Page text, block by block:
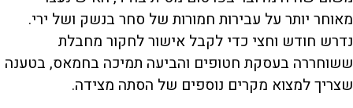
מאוחר יותר על עבירות חמורות של סחר בנשק ושל ירי.
נדרש חודש וחצי כדי לקבל אישור לחקור מחבלת
ששוחררה בעסקת חטופים והביעה תמיכה בחמאס, בטענה
שצריך למצוא מקרים נוספים של הסתה מצידה.